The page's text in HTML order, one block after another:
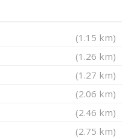
(1.15 km)
(1.26 km)
(1.27 km)
(2.06 km)
(2.46 km)
(2.75 km)